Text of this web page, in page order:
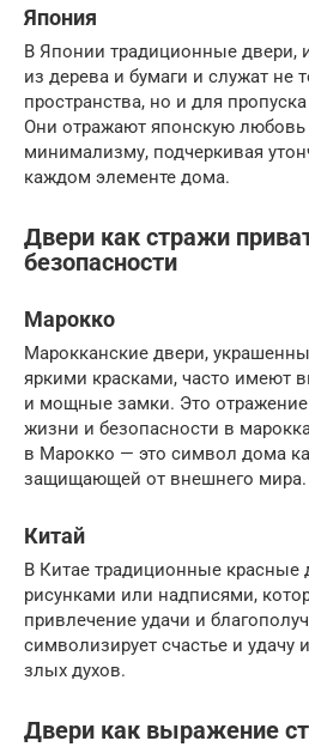
Япония
В Японии традиционные двери,
из дерева и бумаги и служат не
пространства, но и для
Они отражают японскую любовь
минимализму, подчеркивая
каждом элементе дома.
Двери как стражи
безопасности
Марокко
Марокканские двери,
яркими красками, часто имеют
и мощные замки. Это
жизни и безопасности в
в Марокко — это символ дома
защищающей от внешнего мира.
Китай
В Китае традиционные красные
рисунками или надписями,
привлечение удачи и
символизирует счастье и удачу
злых духов.
Двери как выражение